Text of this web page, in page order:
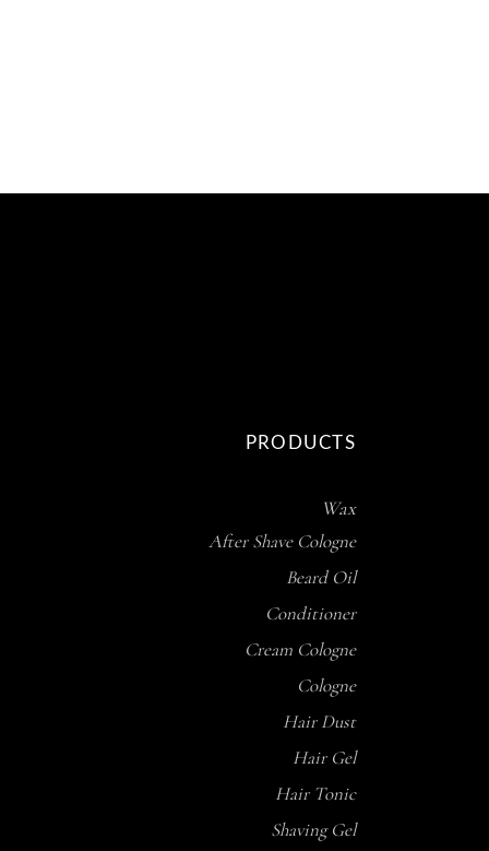
PRODUCTS
Wax
After Shave Cologne
Beard Oil
Conditioner
Cream Cologne
Cologne
Hair Dust
Hair Gel
Hair Tonic
Shaving Gel